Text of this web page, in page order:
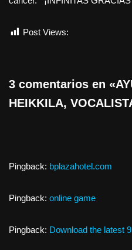
Post Views:
3 comentarios en
HEIKKILA,
Pingback: bplazahotel.com
Pingback: online game
Pingback: Download the latest